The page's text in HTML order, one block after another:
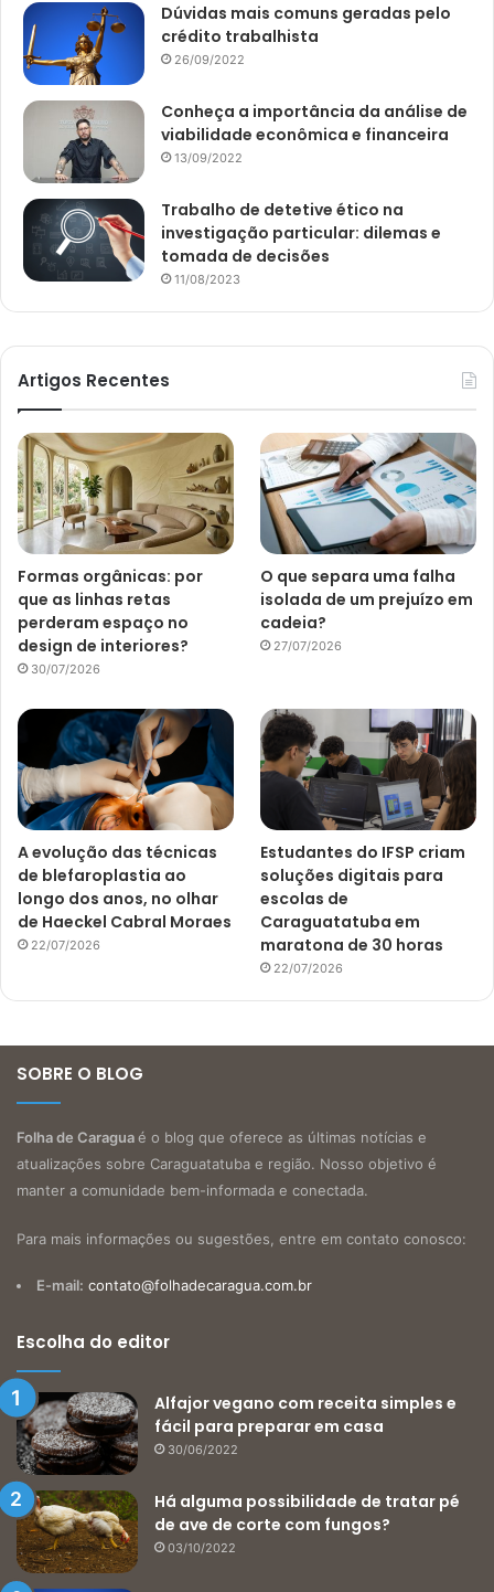
Dúvidas mais comuns geradas pelo
crédito trabalhista
26/09/2022
Conheça a importância da análise de
viabilidade econômica e financeira
13/09/2022
Trabalho de detetive ético na
investigação particular: dilemas e
tomada de decisões
11/08/2023
Artigos Recentes
Formas orgânicas: por
que as linhas retas
perderam espaço no
design de interiores?
30/07/2026
O que separa uma falha
isolada de um prejuízo em
cadeia?
27/07/2026
A evolução das técnicas
de blefaroplastia ao
longo dos anos, no olhar
de Haeckel Cabral Moraes
22/07/2026
Estudantes do IFSP criam
soluções digitais para
escolas de
Caraguatatuba em
maratona de 30 horas
22/07/2026
SOBRE O BLOG
Folha de Caraguaé o blog que oferece as últimas notícias e
atualizações sobre Caraguatatuba e região. Nosso objetivo é
manter a comunidade bem-informada e conectada.
Para mais informações ou sugestões, entre em contato conosco:
E-mail: contato@folhadecaragua.com.br
Escolha do editor
Alfajor vegano com receita simples e
fácil para preparar em casa
30/06/2022
Há alguma possibilidade de tratar pé
de ave de corte com fungos?
03/10/2022